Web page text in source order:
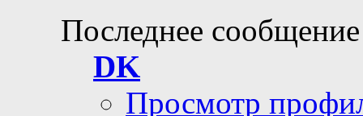
Последнее
DK
Просмотр